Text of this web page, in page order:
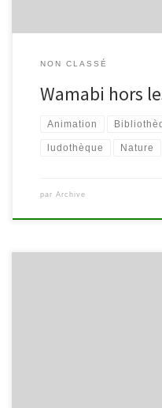
NON CLASSÉ
Wamabi hors
Animation
ludothèque Nature
par Archive